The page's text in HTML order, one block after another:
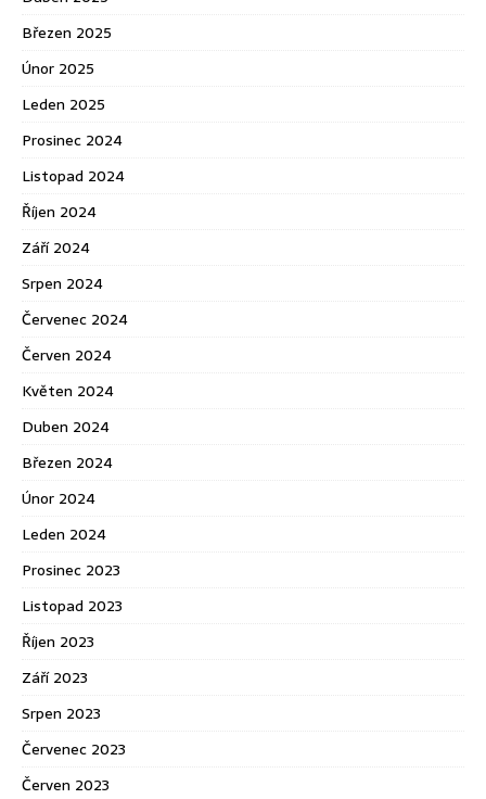
Březen 2025
Únor 2025
Leden 2025
Prosinec 2024
Listopad 2024
Říjen 2024
Září 2024
Srpen 2024
Červenec 2024
Červen 2024
Květen 2024
Duben 2024
Březen 2024
Únor 2024
Leden 2024
Prosinec 2023
Listopad 2023
Říjen 2023
Září 2023
Srpen 2023
Červenec 2023
Červen 2023